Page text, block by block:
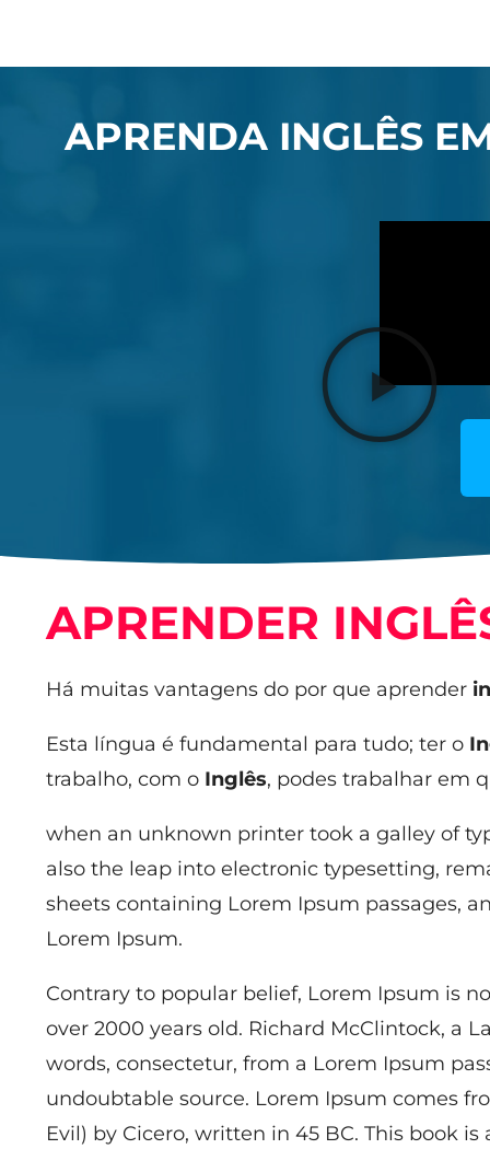
APRENDA INGLÊS
APRENDER
Há muitas vantagens do por que aprender
Esta língua é fundamental para tudo; ter o
trabalho, com o Inglês, podes trabalhar em
when an unknown printer took a galley of
also the leap into electronic typesetting,
sheets containing Lorem Ipsum passages,
Lorem Ipsum.
Contrary to popular belief, Lorem Ipsum is
over 2000 years old. Richard McClintock, a
words, consectetur, from a Lorem Ipsum
undoubtable source. Lorem Ipsum comes
Evil) by Cicero, written in 45 BC. This book